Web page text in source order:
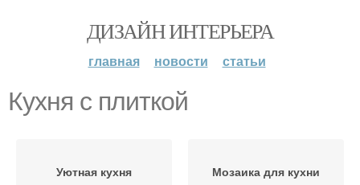
ДИЗАЙН ИНТЕРЬЕРА
главная новости статьи
Кухня с плиткой
Уютная кухня Мозаика для кухни